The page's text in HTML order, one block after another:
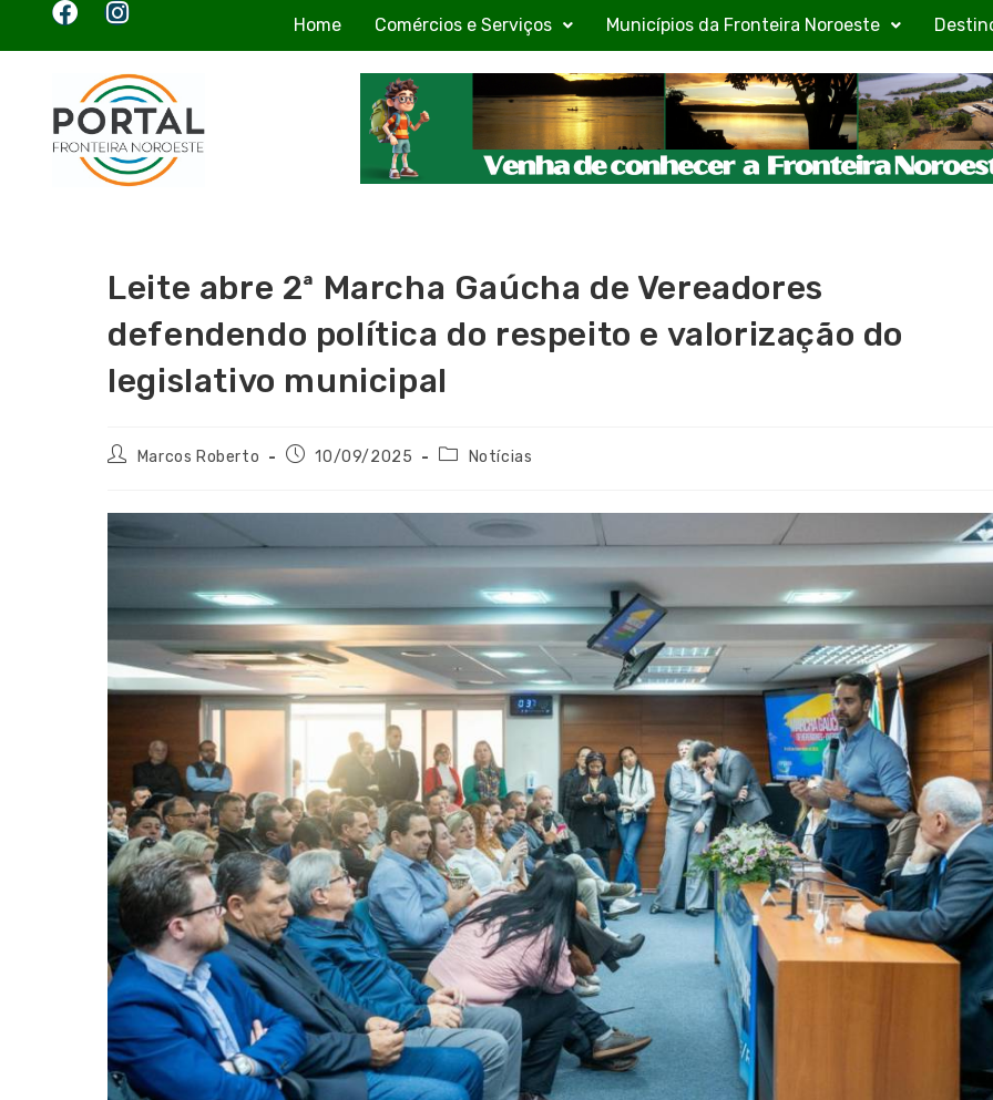
Home Comércios e Serviços Municípios da Fronteira Noroeste
Leite abre 2ª Marcha Gaúcha de Vereadores
defendendo política do respeito e valorização do
legislativo municipal
Marcos Roberto 10/09/2025 Notícias